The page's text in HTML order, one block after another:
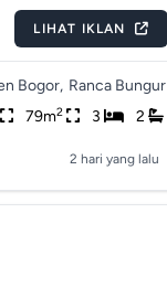
LIHAT IKLAN
Bogor, Ranca Bungur
79m2 3 2
2 hari yang lalu